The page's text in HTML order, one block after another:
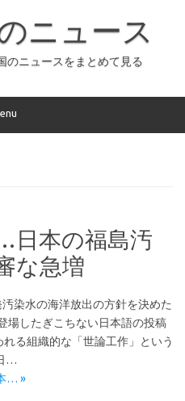
ニュース
のニュースをまとめて見る
日本の福島汚
な急増
染水の海洋放出の方針を決めた
場したぎこちない日本語の投稿
る組織的な「世論工作」という
…
… »